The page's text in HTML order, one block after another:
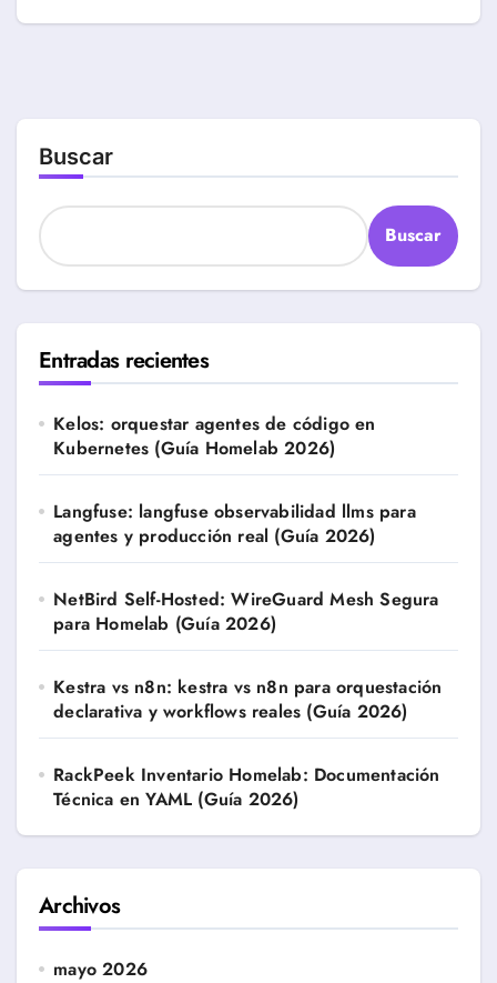
Buscar
Buscar
Entradas recientes
Kelos: orquestar agentes de código en
Kubernetes (Guía Homelab 2026)
Langfuse: langfuse observabilidad llms para
agentes y producción real (Guía 2026)
NetBird Self-Hosted: WireGuard Mesh Segura
para Homelab (Guía 2026)
Kestra vs n8n: kestra vs n8n para orquestación
declarativa y workflows reales (Guía 2026)
RackPeek Inventario Homelab: Documentación
Técnica en YAML (Guía 2026)
Archivos
mayo 2026